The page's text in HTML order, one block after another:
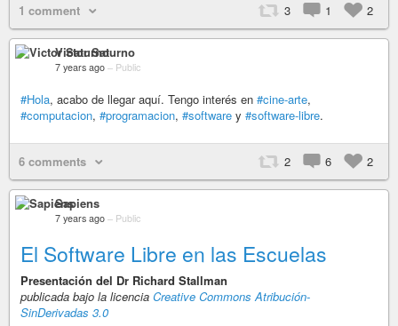
1 comment 3 1 2
Victor Saturno
7 years ago – Public
#Hola, acabo de llegar aquí. Tengo interés en #cine-arte,
#computacion, #programacion, #software y #software-libre.
6 comments 2 6 2
Sapiens
7 years ago – Public
El Software Libre en las Escuelas
Presentación del Dr Richard Stallman
publicada bajo la licencia Creative Commons Atribución-
SinDerivadas 3.0